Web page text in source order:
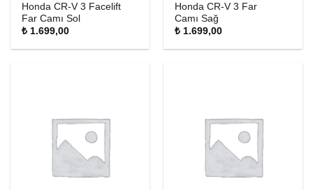
Honda CR-V 3 Facelift
Far Camı Sol
₺ 1.699,00
Honda CR-V 3 Far
Camı Sağ
₺ 1.699,00